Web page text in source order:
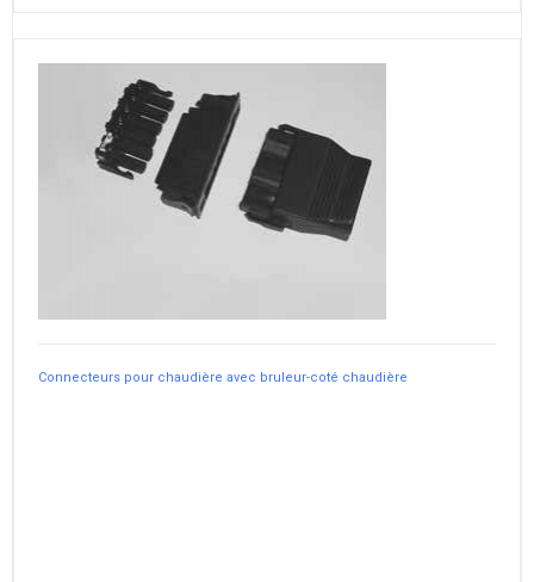
Connecteurs pour chaudière avec bruleur-coté chaudière